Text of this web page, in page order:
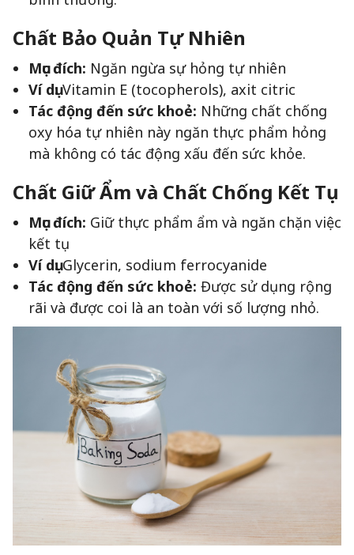
Chất Bảo Quản Tự Nhiên
Mục đích: Ngăn ngừa sự hỏng tự nhiên
Ví dụ:Vitamin E (tocopherols), axit citric
Tác động đến sức khoẻ: Những chất chống
oxy hóa tự nhiên này ngăn thực phẩm hỏng
mà không có tác động xấu đến sức khỏe.
Chất Giữ Ẩm và Chất Chống Kết Tụ
Mục đích: Giữ thực phẩm ẩm và ngăn chặn việc
kết tụ
Ví dụ:Glycerin, sodium ferrocyanide
Tác động đến sức khoẻ: Được sử dụng rộng
rãi và được coi là an toàn với số lượng nhỏ.